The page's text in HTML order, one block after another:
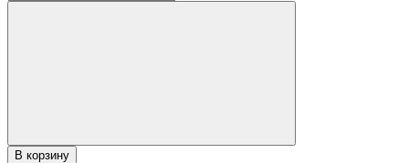
В корзину